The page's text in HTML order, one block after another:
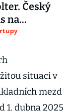
Český
na
srdce
milionů
situaci v
mezd
1. dubna 2025